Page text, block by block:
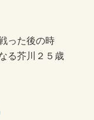
った後の時
る芥川２５歳